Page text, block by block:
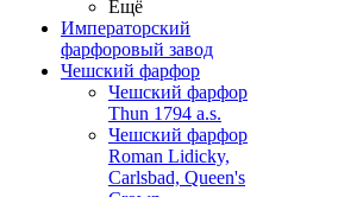
Ещё
Императорский
фарфоровый завод
Чешский фарфор
Чешский фарфор
Thun 1794 a.s.
Чешский фарфор
Roman Lidicky,
Carlsbad, Queen's